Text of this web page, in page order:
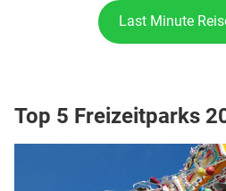
Last Minute
Top 5 Freizeitparks